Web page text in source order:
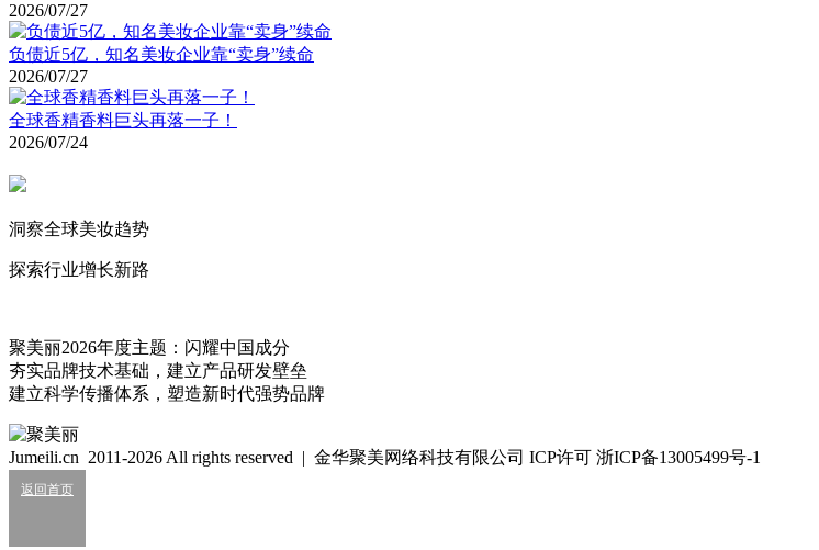
2026/07/27
负债近5亿，知名美妆企业靠“卖身”续命
2026/07/27
全球香精香料巨头再落一子！
2026/07/24
洞察全球美妆趋势
探索行业增长新路
聚美丽2026年度主题：闪耀中国成分
夯实品牌技术基础，建立产品研发壁垒
建立科学传播体系，塑造新时代强势品牌
Jumeili.cn 2011-2026 All rights reserved | 金华聚美网络科技有限公司 ICP许可 浙ICP备13005499号-1
返回首页